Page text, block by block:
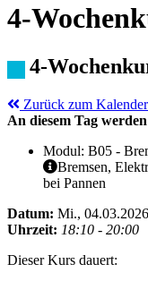
4-
4-
Zurück zum Kalender
An diesem Tag
Modul: B05 -
Bremsen,
bei Pannen
Datum: Mi., 04.03.2026
Uhrzeit: 18:10 - 20:00
Dieser Kurs dauert: